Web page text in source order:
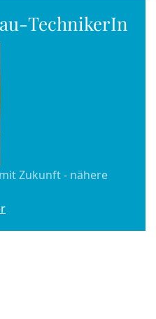
TechnikerIn
Zukunft - nähere